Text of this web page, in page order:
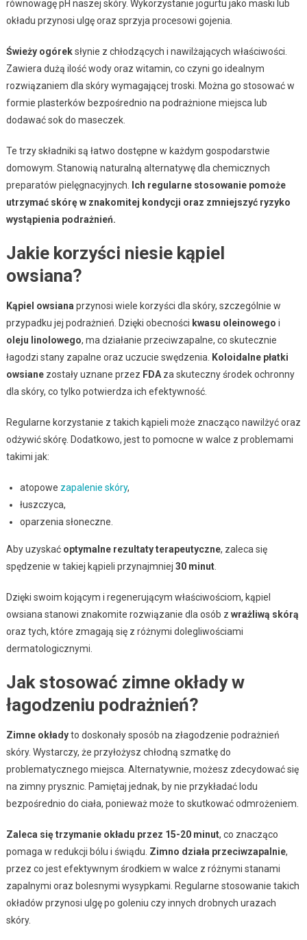
równowagę pH naszej skóry. Wykorzystanie jogurtu jako maski lub
okładu przynosi ulgę oraz sprzyja procesowi gojenia.
Świeży ogóreksłynie z chłodzących i nawilżających właściwości.
Zawiera dużą ilość wody oraz witamin, co czyni go idealnym
rozwiązaniem dla skóry wymagającej troski. Można go stosować w
formie plasterków bezpośrednio na podrażnione miejsca lub
dodawać sok do maseczek.
Te trzy składniki są łatwo dostępne w każdym gospodarstwie
domowym. Stanowią naturalną alternatywę dla chemicznych
preparatów pielęgnacyjnych.
Ich regularne stosowanie pomoże
utrzymać skórę w znakomitej kondycji oraz zmniejszyć ryzyko
wystąpienia podrażnień.
Jakie korzyści niesie kąpiel
owsiana?
Kąpiel owsiana przynosi wiele korzyści dla skóry, szczególnie w
przypadku jej podrażnień. Dzięki obecności kwasu oleinowego i
oleju linolowego, ma działanie przeciwzapalne, co skutecznie
łagodzi stany zapalne oraz uczucie swędzenia.
Koloidalne płatki
owsianezostały uznane przez FDAza skuteczny środek ochronny
dla skóry, co tylko potwierdza ich efektywność.
Regularne korzystanie z takich kąpieli może znacząco nawilżyć oraz
odżywić skórę. Dodatkowo, jest to pomocne w walce z problemami
takimi jak:
atopowe zapalenie skóry,
łuszczyca,
oparzenia słoneczne.
Aby uzyskać optymalne rezultaty terapeutyczne, zaleca się
spędzenie w takiej kąpieli przynajmniej 30 minut.
Dzięki swoim kojącym i regenerującym właściwościom, kąpiel
owsiana stanowi znakomite rozwiązanie dla osób z wrażliwą skórą
oraz tych, które zmagają się z różnymi dolegliwościami
dermatologicznymi.
Jak stosować zimne okłady w
łagodzeniu podrażnień?
Zimne okładyto doskonały sposób na złagodzenie podrażnień
skóry. Wystarczy, że przyłożysz chłodną szmatkę do
problematycznego miejsca. Alternatywnie, możesz zdecydować się
na zimny prysznic. Pamiętaj jednak, by nie przykładać lodu
bezpośrednio do ciała, ponieważ może to skutkować odmrożeniem.
Zaleca się trzymanie okładu przez 15-20 minut, co znacząco
pomaga w redukcji bólu i świądu. Zimno działa przeciwzapalnie,
przez co jest efektywnym środkiem w walce z różnymi stanami
zapalnymi oraz bolesnymi wysypkami. Regularne stosowanie takich
okładów przynosi ulgę po goleniu czy innych drobnych urazach
skóry.